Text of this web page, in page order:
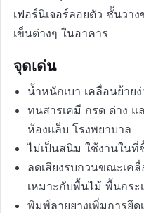
เฟอร์นิเจอร์ลอยตัว ชั้นวา
เข็นต่างๆ ในอาคาร
จุดเด่น
น้ำหนักเบา เคลื่อนย้ายง่
ทนสารเคมี กรด ด่าง แ
ห้องแล็บ โรงพยาบาล
ไม่เป็นสนิม ใช้งานในที่
ลดเสียงรบกวนขณะเค
เหมาะกับพื้นไม้ พื้นกระ
พิมพ์ลายยางเพิ่มการยึด